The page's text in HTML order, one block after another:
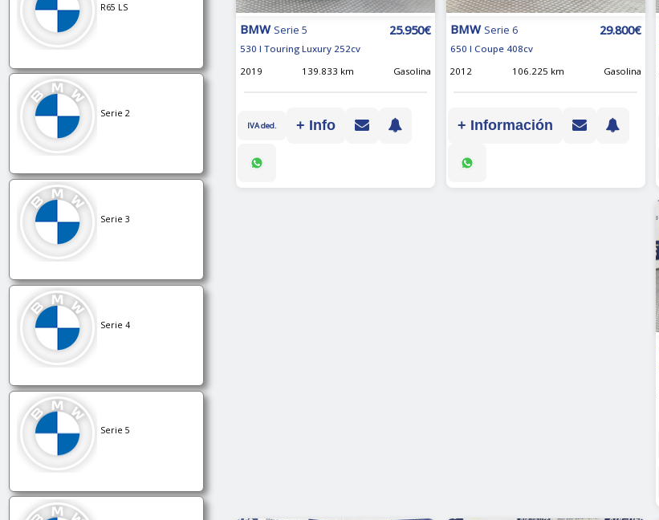
BMW Serie 5 25.950€
530 I Touring Luxury 252cv
2019
139.833 km Gasolina
IVA ded. + Info
BMW Serie 6 29.800€
650 I Coupe 408cv
2012
106.225 km Gasolina
+ Información
R65 LS
Serie 2
Serie 3
Serie 4
Serie 5